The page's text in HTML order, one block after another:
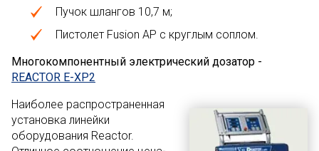
Пучок шлангов 10,7 м;
Пистолет Fusion AP с круглым соплом.
Многокомпонентный электрический дозатор -
REACTOR E-XP2
Наиболее распространенная
установка линейки
оборудования Reactor.